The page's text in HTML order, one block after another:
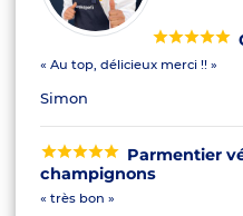
« Au top, délicieux merci !! »
Simon
Parmentier
champignons
« très bon »